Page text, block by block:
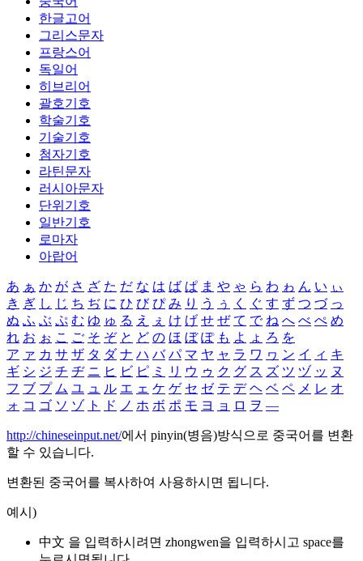
한글고어
그리스문자
프랑스어
독일어
히브리어
괄호기호
학술기호
기술기호
첨자기호
라틴문자
러시아문자
단위기호
일반기호
로마자
아랍어
あ ぁ か が さ ざ た だ な は ば ぱ ま や ゃ ら わ ゎ ん い ぃ
き ぎ し じ ち ぢ に ひ び ぴ み り う ぅ く ぐ す ず つ づ っ
ぬ ふ ぶ ぷ む ゆ ゅ る え ぇ け げ せ ぜ て で ね へ べ ぺ め
れ お ぉ こ ご そ ぞ と ど の ほ ぼ ぽ も よ ょ ろ を
ア ァ カ サ ザ タ ダ ナ ハ バ パ マ ヤ ャ ラ ワ ヮ ン イ ィ キ
ギ シ ジ チ ヂ ニ ヒ ビ ピ ミ リ ウ ゥ ク グ ス ズ ツ ヅ ッ ヌ
フ ブ プ ム ユ ュ ル エ ェ ケ ゲ セ ゼ テ デ ヘ ベ ペ メ レ オ
ォ コ ゴ ソ ゾ ト ド ノ ホ ボ ポ モ ヨ ョ ロ ヲ ―
http://chineseinput.net/에서 pinyin(병음)방식으로 중국어를 변환
할 수 있습니다.
변환된 중국어를 복사하여 사용하시면 됩니다.
예시)
中文 을 입력하시려면 zhongwen을 입력하시고 space를